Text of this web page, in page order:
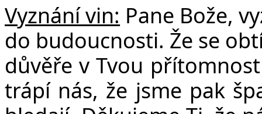
Vyznání vin: Pane Bože,
do budoucnosti. Že se
důvěře v Tvou
trápí nás, že jsme pak